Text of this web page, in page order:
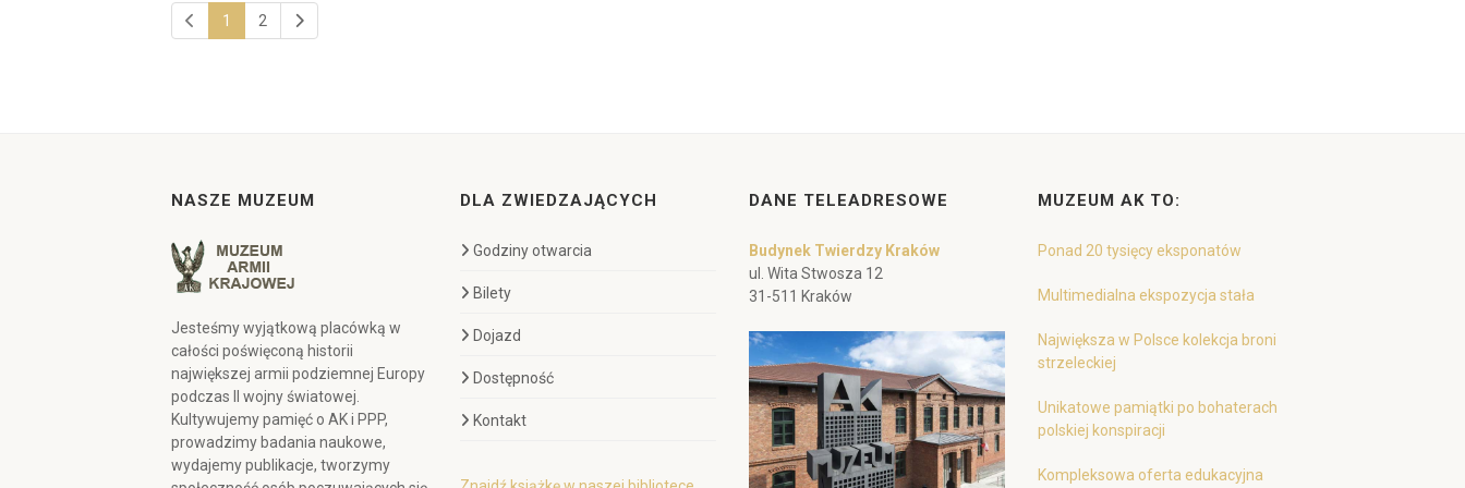
1 2
NASZE MUZEUM
Jesteśmy wyjątkową placówką w
całości poświęconą historii
największej armii podziemnej Europy
podczas II wojny światowej.
Kultywujemy pamięć o AK i PPP,
prowadzimy badania naukowe,
wydajemy publikacje, tworzymy
DLA ZWIEDZAJĄCYCH
Godziny otwarcia
Bilety
Dojazd
Dostępność
Kontakt
DANE TELEADRESOWE
Budynek Twierdzy Kraków
ul. Wita Stwosza 12
31-511 Kraków
MUZEUM AK TO:
Ponad 20 tysięcy eksponatów
Multimedialna ekspozycja stała
Największa w Polsce kolekcja broni
strzeleckiej
Unikatowe pamiątki po bohaterach
polskiej konspiracji
Kompleksowa oferta edukacyjna